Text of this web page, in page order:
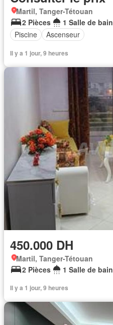
Martil, Tanger-Tétouan
2 Pièces
1 Salle de bain
Piscine
Ascenseur
Il y a 1 jour, 9 heures
450.000 DH
Martil, Tanger-Tétouan
2 Pièces
1 Salle de bain
Il y a 1 jour, 9 heures